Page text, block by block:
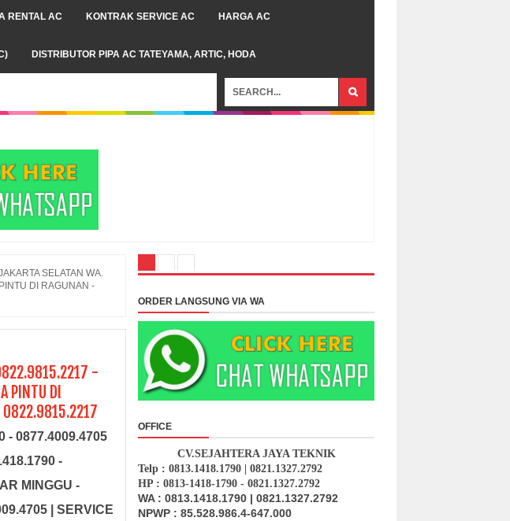
RENTAL AC KONTRAK SERVICE AC HARGA AC
DISTRIBUTOR PIPA AC TATEYAMA, ARTIC, HODA
SELATAN WA.
DI RAGUNAN -
0822.9815.2217 -
PINTU DI
0822.9815.2217
- 0877.4009.4705
-
MINGGU -
| SERVICE
ORDER LANGSUNG VIA WA
OFFICE
CV.SEJAHTERA JAYA TEKNIK
Telp : 0813.1418.1790 | 0821.1327.2792
HP : 0813-1418-1790 - 0821.1327.2792
WA : 0813.1418.1790 | 0821.1327.2792
NPWP : 85.528.986.4-647.000